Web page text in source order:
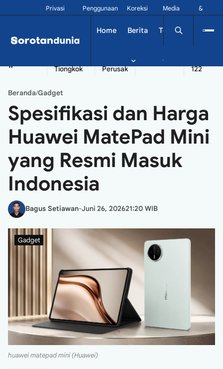
Privasi Penggunaan Koreksi
Media
&
Home Berita Tekno Dinamika
#
Tiongkok
Perusak
Seychelles
122
Beranda/Gadget
Spesifikasi dan Harga
Huawei MatePad Mini
yang Resmi Masuk
Indonesia
Bagus Setiawan-Juni 26, 202621:20 WIB
Gadget
huawei matepad mini (Huawei)